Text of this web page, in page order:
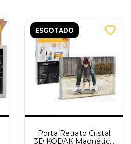
ESGOTADO
Porta Retrato Cristal
3D KODAK Magnético